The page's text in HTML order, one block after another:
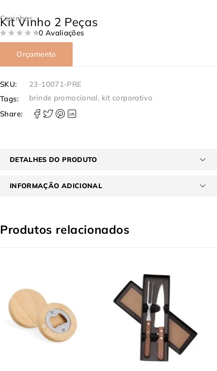
Cozinhas
Kit Vinho 2 Peças
0 Avaliações
Orçamento
SKU:
23-10071-PRE
Tags:
brinde promocional, kit corporativo
Share:
DETALHES DO PRODUTO
INFORMAÇÃO ADICIONAL
Produtos relacionados